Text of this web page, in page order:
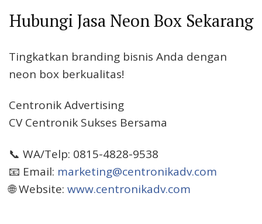
Hubungi Jasa Neon Box Sekarang
Tingkatkan branding bisnis Anda dengan
neon box berkualitas!
Centronik Advertising
CV Centronik Sukses Bersama
📞 WA/Telp: 0815-4828-9538
📧 Email: marketing@centronikadv.com
🌐 Website: www.centronikadv.com